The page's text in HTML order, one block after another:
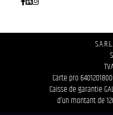
Carte pro
Caisse de garantie
d’un montant de